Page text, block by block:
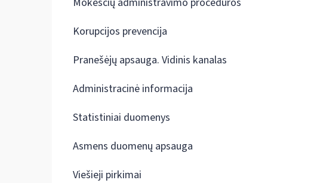
Korupcijos prevencija
Pranešėjų apsauga. Vidinis kanalas
Administracinė informacija
Statistiniai duomenys
Asmens duomenų apsauga
Viešieji pirkimai